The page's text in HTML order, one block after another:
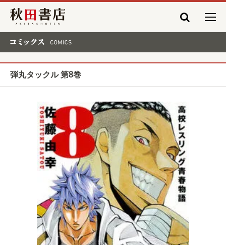
秋田書店
弾丸タックル 第8巻